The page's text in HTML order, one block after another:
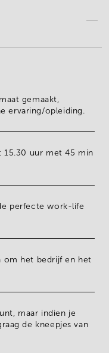
gemaakt,
ervaring/opleiding.
15.30 uur met 45 min
perfecte work-life
om het bedrijf en het
, maar indien je
de kneepjes van